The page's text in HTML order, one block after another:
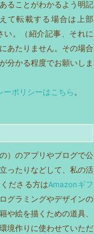
ることがわかるよう明記
て転載する場合は上部
い。（紹介記事、それに
あたりません。その場合
分かる程度でお願いしま
ーポリシーはこちら 。
）のアプリやブログで公
ったりなどして、私の活
ださる方はAmazonギフ
グラミングやデザインの
や絵を描くための道具、
境作りに使わせていただ